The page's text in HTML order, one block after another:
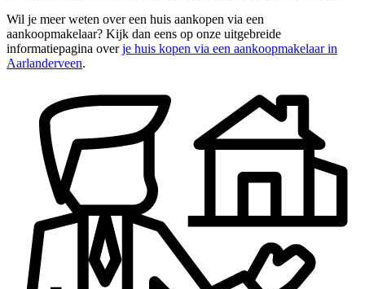
Wil je meer weten over een huis aankopen via een
aankoopmakelaar? Kijk dan eens op onze uitgebreide
informatiepagina overje huis kopen via een aankoopmakelaar in
Aarlanderveen.